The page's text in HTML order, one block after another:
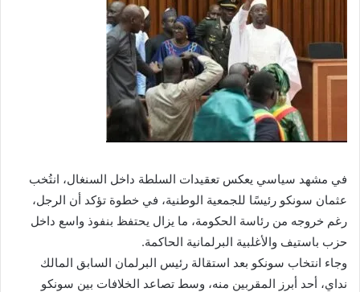
في مشهد سياسي يعكس تعقيدات السلطة داخل السنغال، انتُخب
عثمان سونكو رئيسًا للجمعية الوطنية، في خطوة تؤكد أن الرجل،
رغم خروجه من رئاسة الحكومة، ما يزال يحتفظ بنفوذ واسع داخل
حزب باستيف والأغلبية البرلمانية الحاكمة.
وجاء انتخاب سونكو بعد استقالة رئيس البرلمان السابق المالك
نداي، أحد أبرز المقربين منه، وسط تصاعد الخلافات بين سونكو